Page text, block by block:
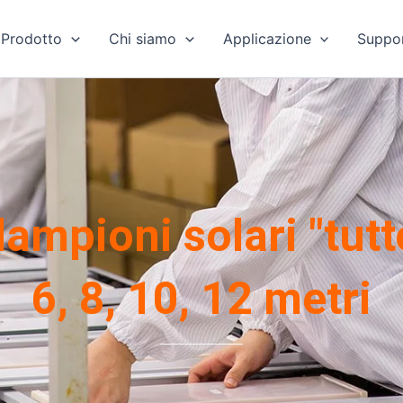
Prodotto Chi siamo Applicazione
solari
6, 8, 10, 12 metri